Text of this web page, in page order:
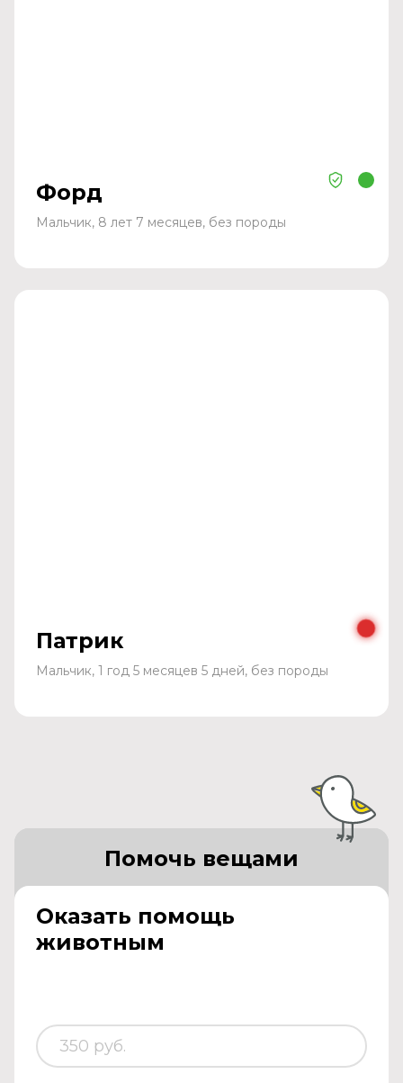
Форд
Мальчик, 8 лет 7 месяцев, без породы
Патрик
Мальчик, 1 год 5 месяцев 5 дней, без породы
Оказать помощь
животным
Помочь вещами